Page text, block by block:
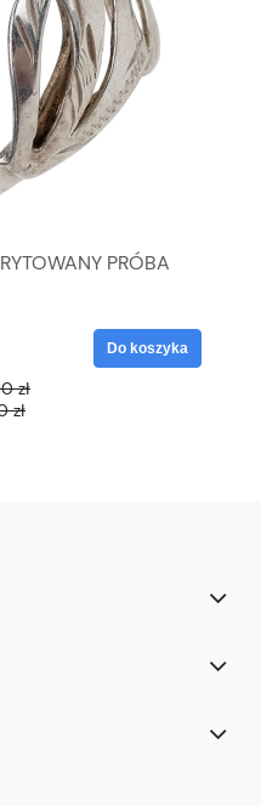
PRÓBA
zł
zł
Do koszyka